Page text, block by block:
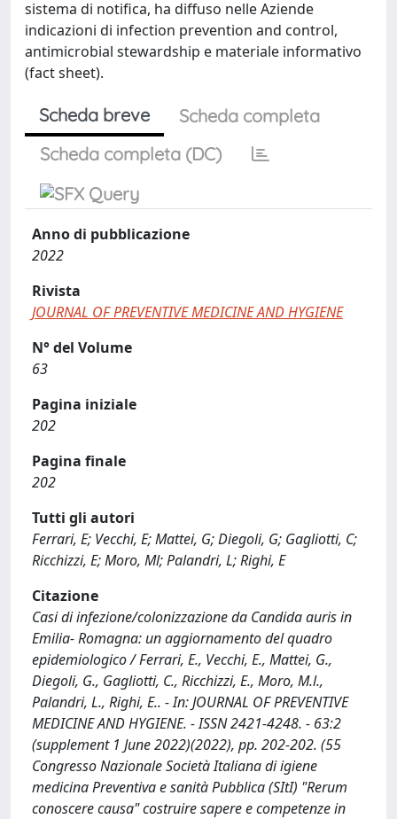
sistema di notifica, ha diffuso nelle Aziende
indicazioni di infection prevention and control,
antimicrobial stewardship e materiale informativo
(fact sheet).
Scheda breve
Scheda completa
Scheda completa (DC)
Anno di pubblicazione
2022
Rivista
JOURNAL OF PREVENTIVE MEDICINE AND HYGIENE
N° del Volume
63
Pagina iniziale
202
Pagina finale
202
Tutti gli autori
Ferrari, E; Vecchi, E; Mattei, G; Diegoli, G; Gagliotti, C;
Ricchizzi, E; Moro, Ml; Palandri, L; Righi, E
Citazione
Casi di infezione/colonizzazione da Candida auris in
Emilia- Romagna: un aggiornamento del quadro
epidemiologico / Ferrari, E., Vecchi, E., Mattei, G.,
Diegoli, G., Gagliotti, C., Ricchizzi, E., Moro, M.l.,
Palandri, L., Righi, E.. - In: JOURNAL OF PREVENTIVE
MEDICINE AND HYGIENE. - ISSN 2421-4248. - 63:2
(supplement 1 June 2022)(2022), pp. 202-202. (55
Congresso Nazionale Società Italiana di igiene
medicina Preventiva e sanità Pubblica (SItI) "Rerum
conoscere causa" costruire sapere e competenze in